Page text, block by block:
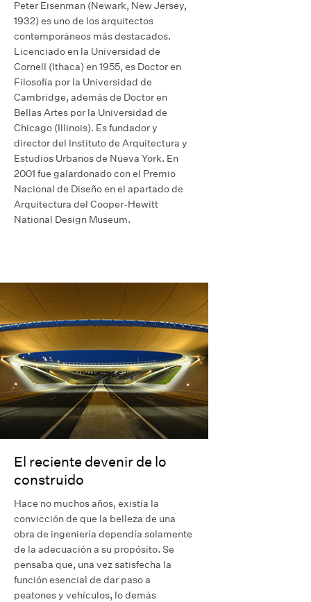
Peter Eisenman (Newark, New Jersey,
1932) es uno de los arquitectos
contemporáneos más destacados.
Licenciado en la Universidad de
Cornell (Ithaca) en 1955, es Doctor en
Filosofía por la Universidad de
Cambridge, además de Doctor en
Bellas Artes por la Universidad de
Chicago (Illinois). Es fundador y
director del Instituto de Arquitectura y
Estudios Urbanos de Nueva York. En
2001 fue galardonado con el Premio
Nacional de Diseño en el apartado de
Arquitectura del Cooper-Hewitt
National Design Museum.
El reciente devenir de lo
construido
Hace no muchos años, existía la
convicción de que la belleza de una
obra de ingeniería dependía solamente
de la adecuación a su propósito. Se
pensaba que, una vez satisfecha la
función esencial de dar paso a
peatones y vehículos, lo demás